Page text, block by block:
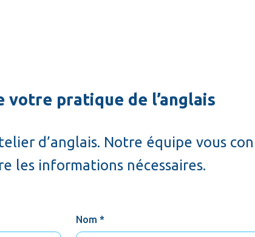
votre pratique de l’anglais
d’anglais. Notre équipe vous
les informations nécessaires.
Nom *